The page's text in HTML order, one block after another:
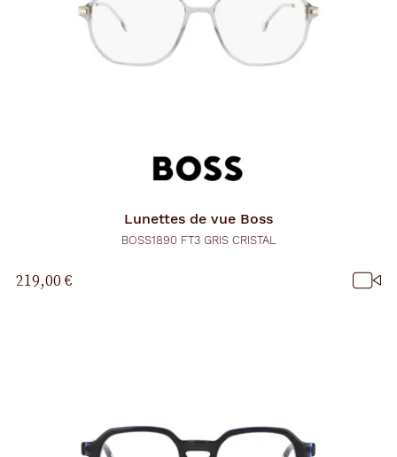
Lunettes de vue Boss
BOSS1890 FT3 GRIS CRISTAL
219,00 €